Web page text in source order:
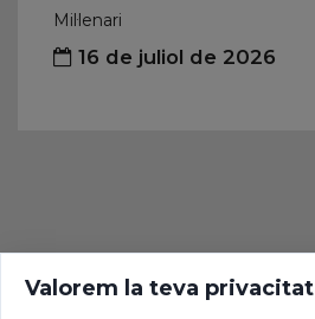
Mil·lenari
16 de juliol de 2026
Valorem la teva privacitat